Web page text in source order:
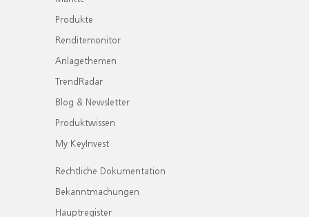
Produkte
Renditemonitor
Anlagethemen
TrendRadar
Blog & Newsletter
Produktwissen
My KeyInvest
Rechtliche Dokumentation
Bekanntmachungen
Hauptregister